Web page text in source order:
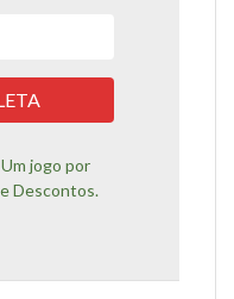
Um jogo por
Descontos.